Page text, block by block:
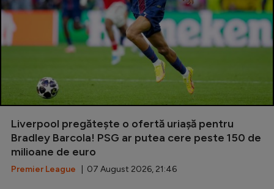
Liverpool pregătește o ofertă uriașă pentru
Bradley Barcola! PSG ar putea cere peste 150 de
milioane de euro
Premier League | 07 August 2026, 21:46